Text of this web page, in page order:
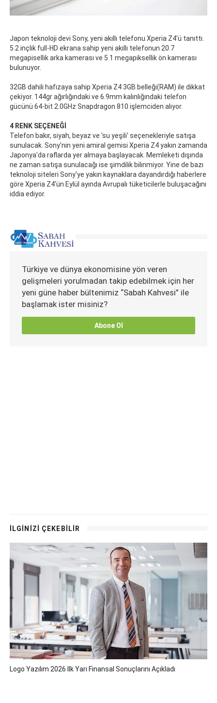
Japon teknoloji devi Sony, yeni akıllı telefonu Xperia Z4'ü tanıttı.
5.2 inçlik full-HD ekrana sahip yeni akıllı telefonun 20.7
megapisellik arka kamerası ve 5.1 megapiksellik ön kamerası
bulunuyor.
32GB dahili hafızaya sahip Xperia Z4 3GB belleği(RAM) ile dikkat
çekiyor. 144gr ağırlığındaki ve 6.9mm kalınlığındaki telefon
gücünü 64-bit 2.0GHz Snapdragon 810 işlemciden alıyor.
4 RENK SEÇENEĞİ
Telefon bakır, siyah, beyaz ve 'su yeşili' seçenekleriyle satışa
sunulacak. Sony'nin yeni amiral gemisi Xperia Z4 yakın zamanda
Japonya'da raflarda yer almaya başlayacak. Memleketi dışında
ne zaman satışa sunulacağı ise şimdilik bilinmiyor. Yine de bazı
teknoloji siteleri Sony'ye yakın kaynaklara dayandırdığı haberlere
göre Xperia Z4'ün Eylül ayında Avrupalı tüketicilerle buluşacağını
iddia ediyor.
Türkiye ve dünya ekonomisine yön veren
gelişmeleri yorulmadan takip edebilmek için her
yeni güne haber bültenimiz “Sabah Kahvesi” ile
başlamak ister misiniz?
Abone Ol
İLGİNİZİ ÇEKEBİLİR
Logo Yazılım 2026 Ilk Yarı Finansal Sonuçlarını Açıkladı